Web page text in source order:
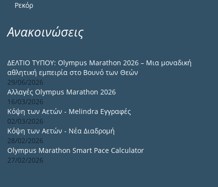
Ρεκόρ
Ανακοινώσεις
ΔΕΛΤΙΟ ΤΥΠΟΥ: Olympus Marathon 2026 – Μια μοναδική
αθλητική εμπειρία στο Βουνό των Θεών
29/06/2026
Αλλαγές Olympus Marathon 2026
16/03/2026
Κόψη των Αετών - Melindra Εγγραφές
02/03/2026
Κόψη των Αετών - Νέα Διαδρομή
28/02/2026
Olympus Marathon Smart Pace Calculator
27/02/2026